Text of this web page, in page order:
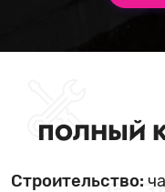
ПОЛНЫЙ
Строительство: